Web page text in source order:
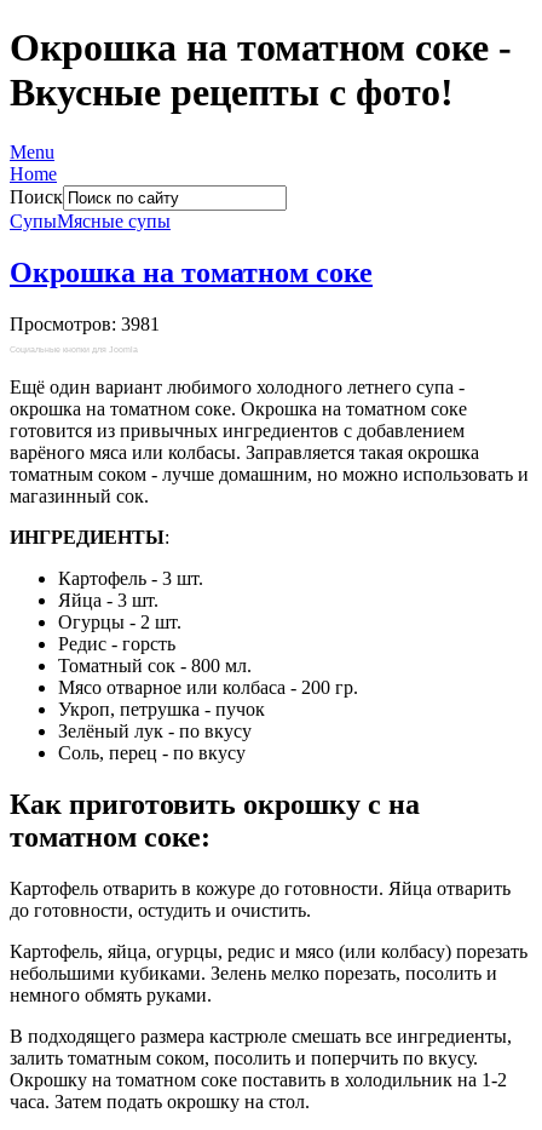
Окрошка на томатном соке -
Вкусные рецепты с фото!
Menu
Home
Поиск
СупыМясные супы
Окрошка на томатном соке
Просмотров: 3981
Социальные кнопки для Joomla
Ещё один вариант любимого холодного летнего супа -
окрошка на томатном соке. Окрошка на томатном соке
готовится из привычных ингредиентов с добавлением
варёного мяса или колбасы. Заправляется такая окрошка
томатным соком - лучше домашним, но можно использовать и
магазинный сок.
ИНГРЕДИЕНТЫ:
Картофель - 3 шт.
Яйца - 3 шт.
Огурцы - 2 шт.
Редис - горсть
Томатный сок - 800 мл.
Мясо отварное или колбаса - 200 гр.
Укроп, петрушка - пучок
Зелёный лук - по вкусу
Соль, перец - по вкусу
Как приготовить окрошку с на
томатном соке:
Картофель отварить в кожуре до готовности. Яйца отварить
до готовности, остудить и очистить.
Картофель, яйца, огурцы, редис и мясо (или колбасу) порезать
небольшими кубиками. Зелень мелко порезать, посолить и
немного обмять руками.
В подходящего размера кастрюле смешать все ингредиенты,
залить томатным соком, посолить и поперчить по вкусу.
Окрошку на томатном соке поставить в холодильник на 1-2
часа. Затем подать окрошку на стол.